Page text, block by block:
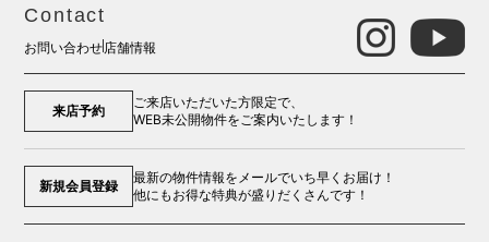
Contact
お問い合わせ店舗情報
来店予約
ご来店いただいた方限定で、
WEB未公開物件をご案内いたします！
新規会員登録
最新の物件情報をメールでいち早くお届け！
他にもお得な特典が盛りだくさんです！